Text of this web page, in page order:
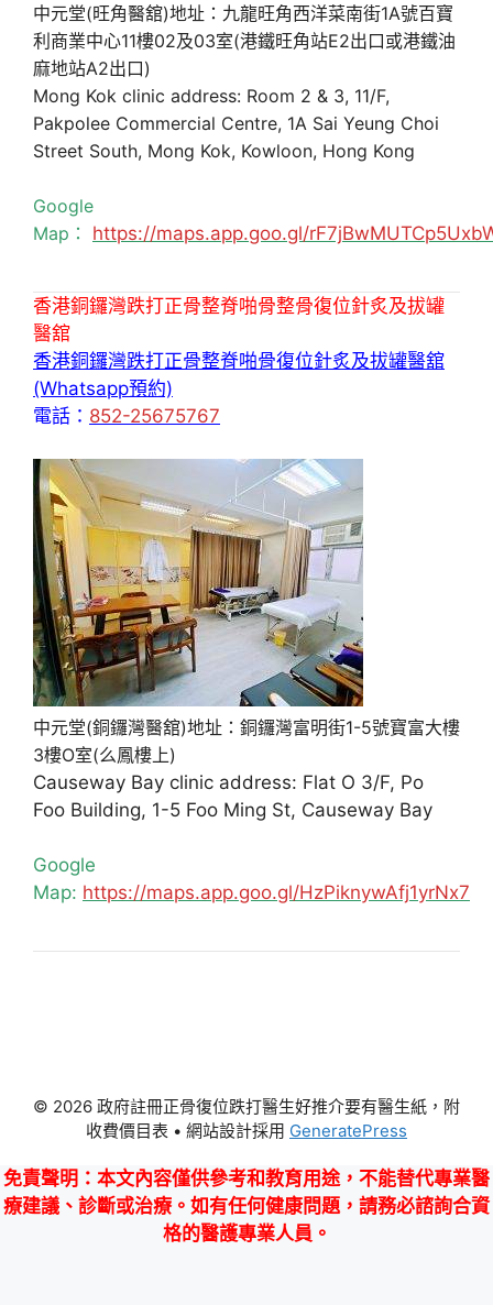
中元堂(旺角醫舘)地址：九龍旺角西洋菜南街1A號百寶
利商業中心11樓02及03室(港鐵旺角站E2出口或港鐵油
麻地站A2出口)
Mong Kok clinic address: Room 2 & 3, 11/F,
Pakpolee Commercial Centre, 1A Sai Yeung Choi
Street South, Mong Kok, Kowloon, Hong Kong
Google
Map： https://maps.app.goo.gl/
香港銅鑼灣跌打正骨整脊啪骨整骨復位針炙及拔罐
醫舘
香港銅鑼灣跌打正骨整脊啪骨復位針炙及拔罐醫舘
(Whatsapp預約)
電話： 852-25675767
中元堂(銅鑼灣醫舘)地址：銅鑼灣富明街1-5號寶富大樓
3樓O室(么鳳樓上)
Causeway Bay clinic address: Flat O 3/F, Po
Foo Building, 1-5 Foo Ming St, Causeway Bay
Google
Map: https://maps.app.goo.gl/HzPiknywAfj1yrNx7
© 2026 政府註冊正骨復位跌打醫生好推介要有醫生紙，附
收費價目表 • 網站設計採用 GeneratePress
免責聲明 ：本文內容僅供參考和教育用途，不能替代專業醫
療建議、診斷或治療。如有任何健康問題，請務必諮詢合資
格的醫護專業人員。